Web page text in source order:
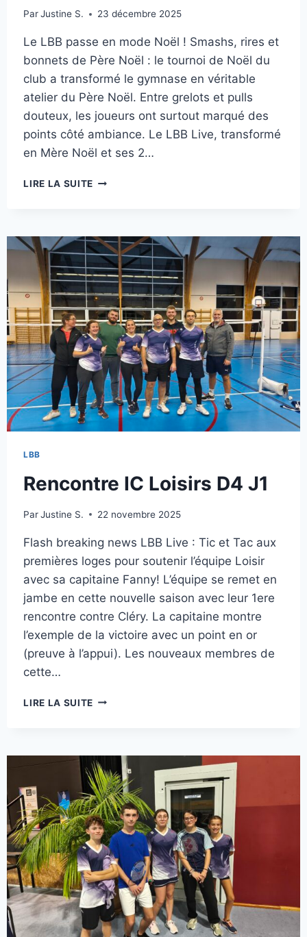
Par Justine S. 23 décembre 2025
Le LBB passe en mode Noël ! Smashs, rires et
bonnets de Père Noël : le tournoi de Noël du
club a transformé le gymnase en véritable
atelier du Père Noël. Entre grelots et pulls
douteux, les joueurs ont surtout marqué des
points côté ambiance. Le LBB Live, transformé
en Mère Noël et ses 2…
LIRE LA SUITE BONNES
D’ANNEÉE
!
LBB
Rencontre IC Loisirs D4 J1
Par Justine S. 22 novembre 2025
Flash breaking news LBB Live : Tic et Tac aux
premières loges pour soutenir l’équipe Loisir
avec sa capitaine Fanny! L’équipe se remet en
jambe en cette nouvelle saison avec leur 1ere
rencontre contre Cléry. La capitaine montre
l’exemple de la victoire avec un point en or
(preuve à l’appui). Les nouveaux membres de
cette…
LIRE LA SUITE RENCONTRE
J1